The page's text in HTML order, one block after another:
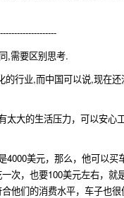
,需要区别思考.
行业,而中国可以说,现在
太大的生活压力，可以安
4000美元，那么，他可以
次，也要100美元左右，
他们的消费水平，车子也很